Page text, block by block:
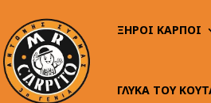
ΞΗΡΟΙ ΚΑΡΠΟΙ
ΓΛΥΚΑ ΤΟΥ